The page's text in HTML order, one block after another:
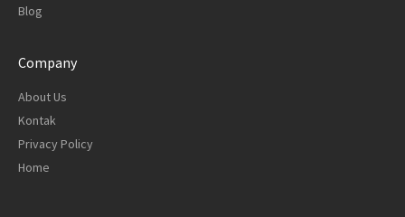
Blog
Company
About Us
Kontak
Privacy Policy
Home